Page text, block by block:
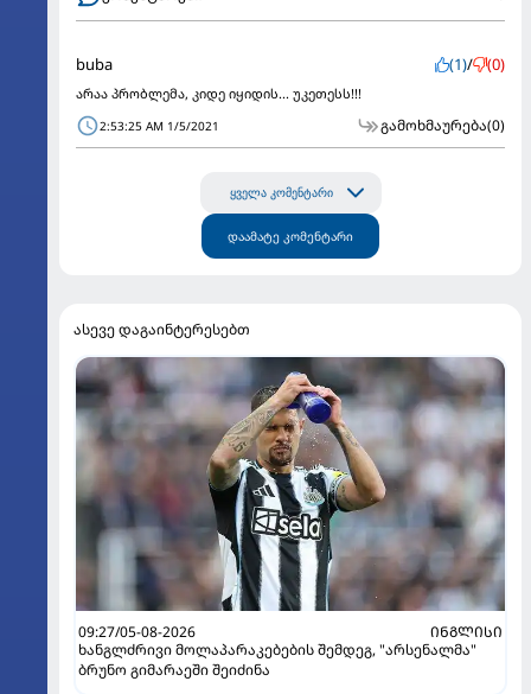
buba (1)/ (0)
არაა პრობლემა, კიდე იყიდის... უკეთესს!!!
2:53:25 AM 1/5/2021 გამოხმაურება(0)
ყველა კომენტარი
დაამატე კომენტარი
ასევე დაგაინტერესებთ
09:27/05-08-2026
ᲘᲜᲒᲚᲘᲡᲘ
ხანგლძრივი მოლაპარაკებების შემდეგ, "არსენალმა"
ბრუნო გიმარაეში შეიძინა